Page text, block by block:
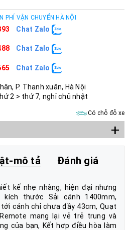
PHÍ VẬN CHUYỂN HÀ NỘI
Chat Zalo
Chat Zalo
Chat Zalo
P. Thanh xuân, Hà Nội
2 > thứ 7, nghỉ chủ nhật
Có chỗ đỗ xe
+
mô tả Đánh giá
kế nhẹ nhàng, hiện đại nhưng
thước Sải cánh 1400mm,
cánh chỉ chưa đầy 43cm, Quạt
mang lại vẻ trẻ trung và
của bạn, Kết hợp điều hòa làm